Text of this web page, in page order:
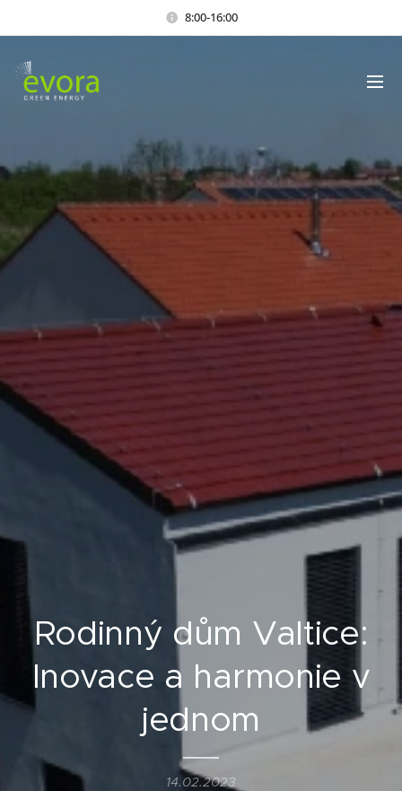
8:00-16:00
Rodinný dům Valtice:
Inovace a harmonie v
jednom
14.02.2023